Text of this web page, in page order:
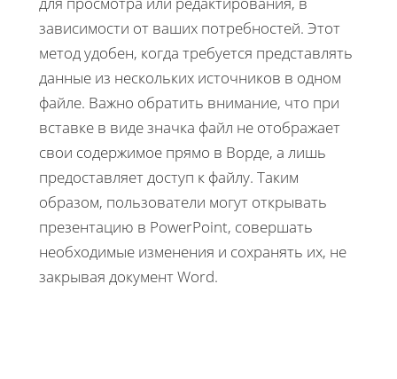
зависимости от ваших потребностей. Этот
метод удобен, когда требуется представлять
данные из нескольких источников в одном
файле. Важно обратить внимание, что при
вставке в виде значка файл не отображает
свои содержимое прямо в Ворде, а лишь
предоставляет доступ к файлу. Таким
образом, пользователи могут открывать
презентацию в PowerPoint, совершать
необходимые изменения и сохранять их, не
закрывая документ Word.